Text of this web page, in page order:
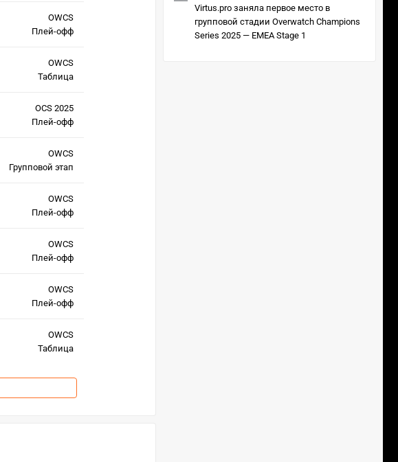
OWCS
Плей-офф
OWCS
Таблица
OCS 2025
Плей-офф
OWCS
Групповой этап
OWCS
Плей-офф
OWCS
Плей-офф
OWCS
Плей-офф
OWCS
Таблица
Virtus.pro заняла первое место в
групповой стадии Overwatch Champions
Series 2025 — EMEA Stage 1